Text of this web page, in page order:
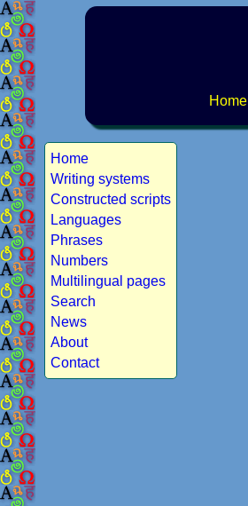
Home
Home
Writing systems
Constructed scripts
Languages
Phrases
Numbers
Multilingual pages
Search
News
About
Contact